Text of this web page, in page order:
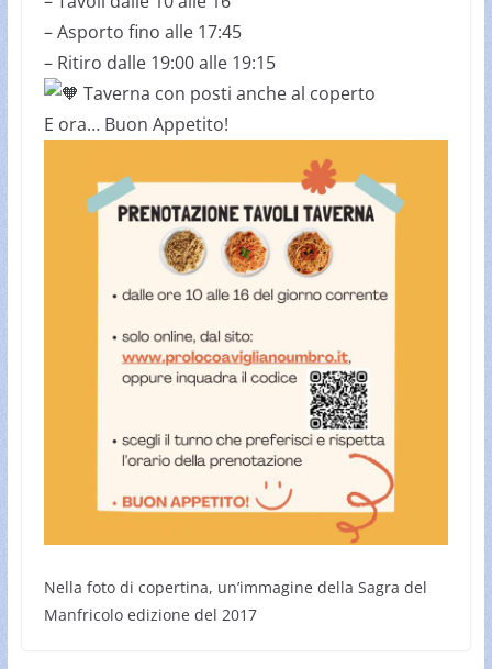
– Asporto fino alle 17:45
– Ritiro dalle 19:00 alle 19:15
Taverna con posti anche al coperto
E ora… Buon Appetito!
Nella foto di copertina, un’immagine della Sagra del
Manfricolo edizione del 2017